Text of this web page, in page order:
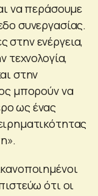
να περάσουμε
συνεργασίας.
στην ενέργεια,
τεχνολογία,
στην
μπορούν να
ως ένας
ότι οι